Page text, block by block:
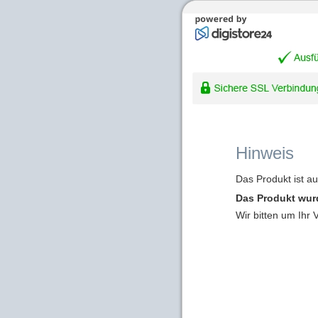
Hinweis
Das Produkt ist
Das Produkt
Wir bitten um Ihr